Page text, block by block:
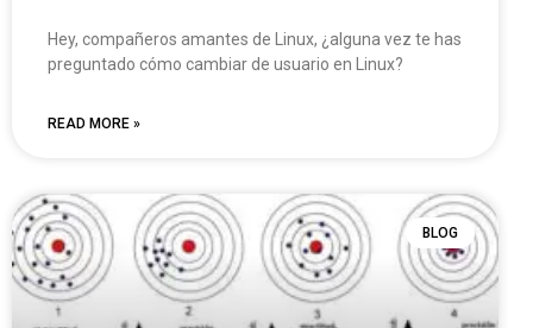
Hey, compañeros amantes de Linux, ¿alguna vez te has
preguntado cómo cambiar de usuario en Linux?
READ MORE »
BLOG